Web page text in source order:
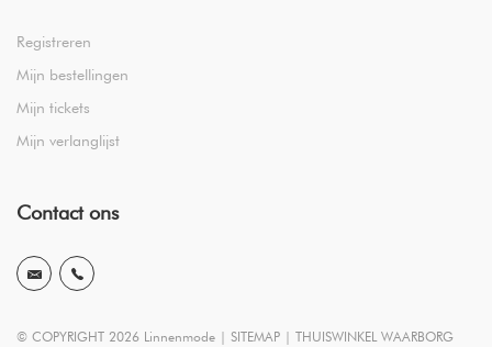
Registreren
Mijn bestellingen
Mijn tickets
Mijn verlanglijst
Contact ons
© COPYRIGHT 2026 Linnenmode | SITEMAP | THUISWINKEL WAARBORG